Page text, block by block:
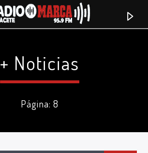
+ Noticias
Página: 8